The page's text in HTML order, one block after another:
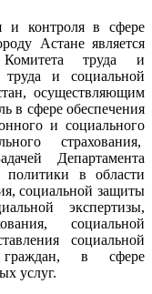
и контроля в сфере
Астане является
Комитета труда и
и социальной
осуществляющим
в сфере обеспечения
и социального
страхования,
Департамента
политики в области
социальной защиты
экспертизы,
социальной
социальной
граждан, в сфере
услуг.